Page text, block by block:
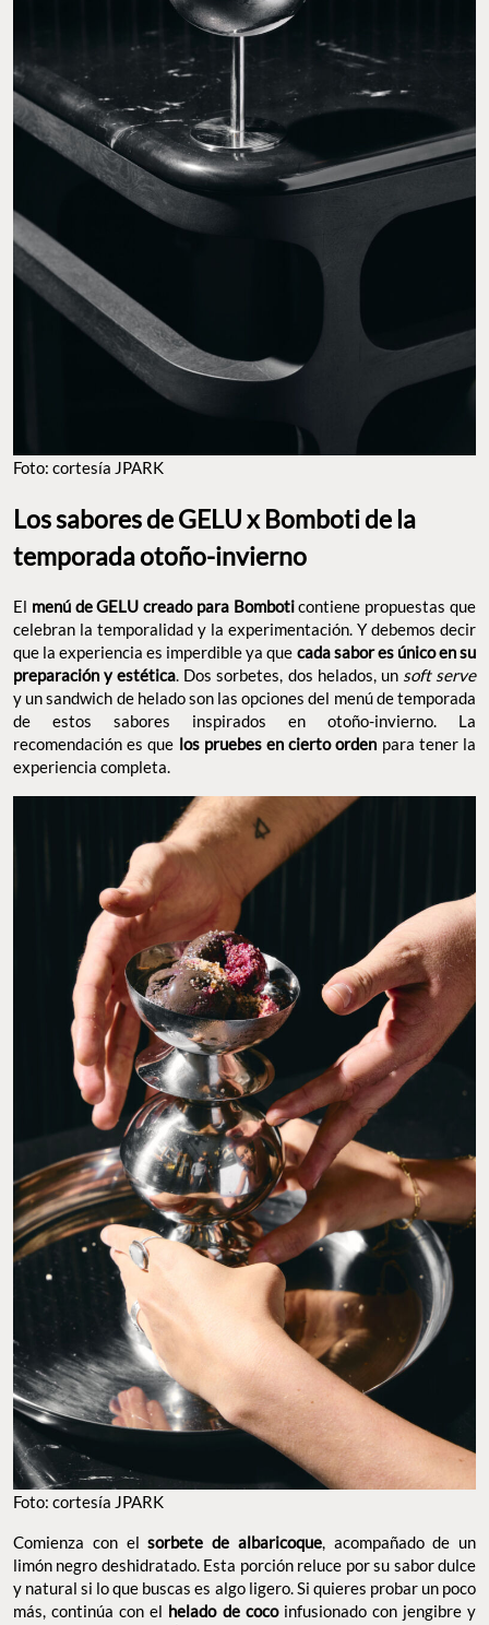
Foto: cortesía JPARK
Los sabores de GELU x Bomboti de la
temporada otoño-invierno
El menú de GELU creado para Bomboticontiene propuestas que
celebran la temporalidad y la experimentación. Y debemos decir
que la experiencia es imperdible ya que cada sabor es único en su
preparación y estética. Dos sorbetes, dos helados, un soft serve
y un sandwich de helado son las opciones del menú de temporada
de estos sabores inspirados en otoño-invierno. La
recomendación es que los pruebes en cierto orden para tener la
experiencia completa.
Foto: cortesía JPARK
Comienza con el sorbete de albaricoque, acompañado de un
limón negro deshidratado. Esta porción reluce por su sabor dulce
y natural si lo que buscas es algo ligero. Si quieres probar un poco
más, continúa con el helado de coco infusionado con jengibre y